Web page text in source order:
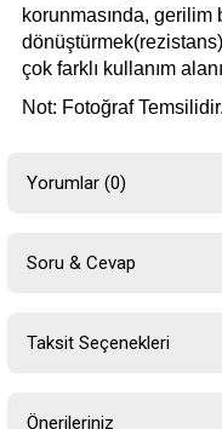
korunmasında, gerilim
çok farklı kullanım
Not: Fotoğraf Temsilidir.
Yorumlar (0)
Soru & Cevap
Taksit Seçenekleri
Önerileriniz